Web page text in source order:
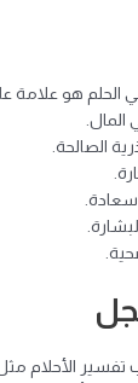
الحلم هو علامة
الصالحة.
الأحلام مثل